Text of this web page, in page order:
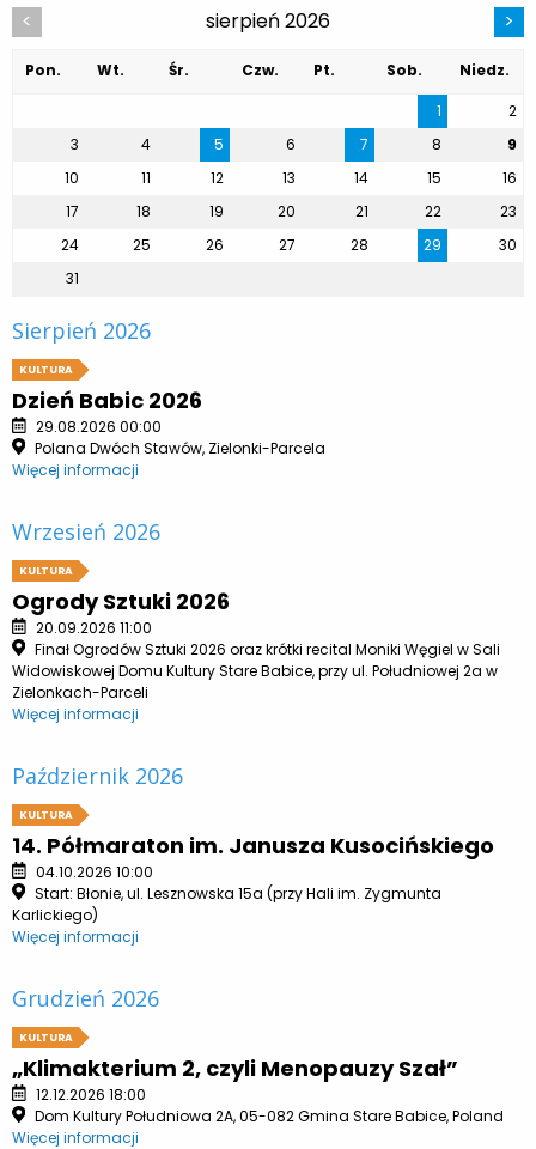
< sierpień 2026 >
Pon. Wt. Śr. Czw. Pt. Sob.
Niedz.
1
2
3
4 5 6 7 8
9
10
11 12 13 14 15
16
17
18 19 20 21 22
23
24
25 26 27 28 29
30
31
Sierpień 2026
KULTURA
Dzień Babic 2026
29.08.2026 00:00
Polana Dwóch Stawów, Zielonki-Parcela
Więcej informacji
Wrzesień 2026
KULTURA
Ogrody Sztuki 2026
20.09.2026 11:00
Finał Ogrodów Sztuki 2026 oraz krótki recital Moniki Węgiel w Sali
Widowiskowej Domu Kultury Stare Babice, przy ul. Południowej 2a w
Zielonkach-Parceli
Więcej informacji
Październik 2026
KULTURA
14. Półmaraton im. Janusza Kusocińskiego
04.10.2026 10:00
Start: Błonie, ul. Lesznowska 15a (przy Hali im. Zygmunta
Karlickiego)
Więcej informacji
Grudzień 2026
KULTURA
„Klimakterium 2, czyli Menopauzy Szał”
12.12.2026 18:00
Dom Kultury Południowa 2A, 05-082 Gmina Stare Babice, Poland
Więcej informacji